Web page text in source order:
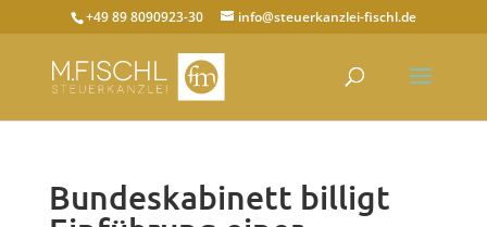
+49 89 8090923-30 info@steuerkanzlei-fischl.de
Bundeskabinett billigt